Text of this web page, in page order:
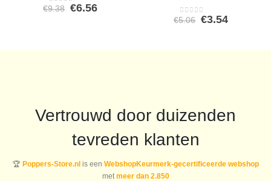
0out of 5
€9.38 Oorspronkelijke
€6.56Huidige
0out of 5
€5.06 €3.54Huidige
Vertrouwd door duizenden
tevreden klanten
🏆 Poppers-Store.nl is een WebshopKeurmerk-gecertificeerde webshop
met meer dan 2.850